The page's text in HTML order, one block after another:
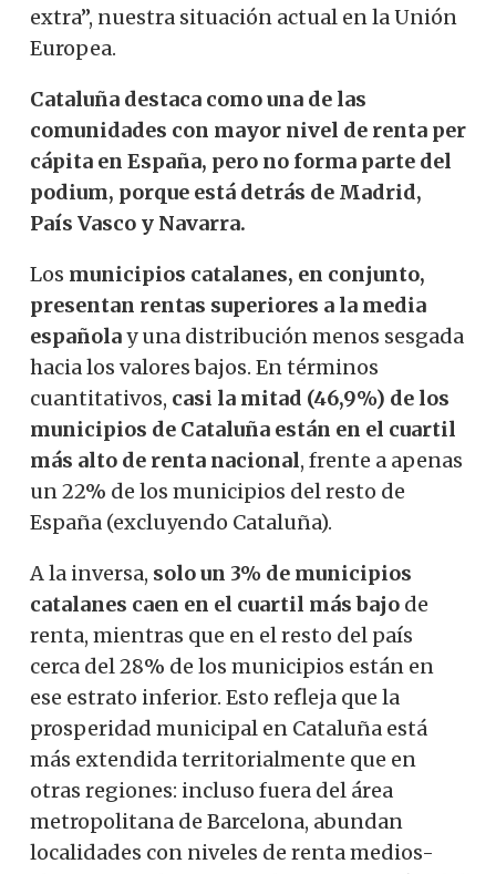
extra”, nuestra situación actual en la Unión
Europea.
Cataluña destaca como una de las
comunidades con mayor nivel de renta per
cápita en España, pero no forma parte del
podium, porque está detrás de Madrid,
País Vasco y Navarra.
Los municipios catalanes, en conjunto,
presentan rentas superiores a la media
españolay una distribución menos sesgada
hacia los valores bajos. En términos
cuantitativos, casi la mitad (46,9%) de los
municipios de Cataluña están en el cuartil
más alto de renta nacional, frente a apenas
un 22% de los municipios del resto de
España (excluyendo Cataluña).
A la inversa, solo un 3% de municipios
catalanes caen en el cuartil más bajo de
renta, mientras que en el resto del país
cerca del 28% de los municipios están en
ese estrato inferior. Esto refleja que la
prosperidad municipal en Cataluña está
más extendida territorialmente que en
otras regiones: incluso fuera del área
metropolitana de Barcelona, abundan
localidades con niveles de renta medios-